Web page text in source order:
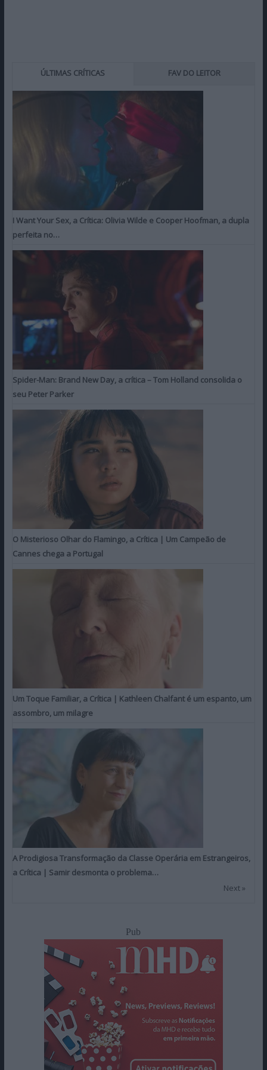
ÚLTIMAS CRÍTICAS FAV DO LEITOR
I Want Your Sex, a Crítica: Olivia Wilde e Cooper Hoofman, a dupla
perfeita no…
Spider-Man: Brand New Day, a crítica – Tom Holland consolida o
seu Peter Parker
O Misterioso Olhar do Flamingo, a Crítica | Um Campeão de
Cannes chega a Portugal
Um Toque Familiar, a Crítica | Kathleen Chalfant é um espanto, um
assombro, um milagre
A Prodigiosa Transformação da Classe Operária em Estrangeiros,
a Crítica | Samir desmonta o problema…
Next »
Pub